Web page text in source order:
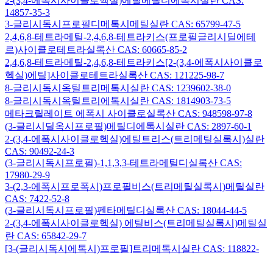
14857-35-3
3-글리시독시프로필디메톡시메틸실란 CAS: 65799-47-5
2,4,6,8-테트라메틸-2,4,6,8-테트라키스(프로필글리시딜에테
르)사이클로테트라실록산 CAS: 60665-85-2
2,4,6,8-테트라메틸-2,4,6,8-테트라키스[2-(3,4-에폭시사이클로
헥실)에틸]사이클로테트라실록산 CAS: 121225-98-7
8-글리시독시옥틸트리메톡시실란 CAS: 1239602-38-0
8-글리시독시옥틸트리에톡시실란 CAS: 1814903-73-5
메타크릴레이트 에폭시 사이클로실록산 CAS: 948598-97-8
(3-글리시딜옥시프로필)메틸디에톡시실란 CAS: 2897-60-1
2-(3,4-에폭시사이클로헥실)에틸트리스(트리메틸실록시)실란
CAS: 90492-24-3
(3-글리시독시프로필)-1,1,3,3-테트라메틸디실록산 CAS:
17980-29-9
3-(2,3-에폭시프로폭시)프로필비스(트리메틸실록시)메틸실란
CAS: 7422-52-8
(3-글리시독시프로필)펜타메틸디실록산 CAS: 18044-44-5
2-(3,4-에폭시사이클로헥실) 에틸비스(트리메틸실록시)메틸실
란 CAS: 65842-29-7
[3-(글리시독시에톡시)프로필]트리메톡시실란 CAS: 118822-